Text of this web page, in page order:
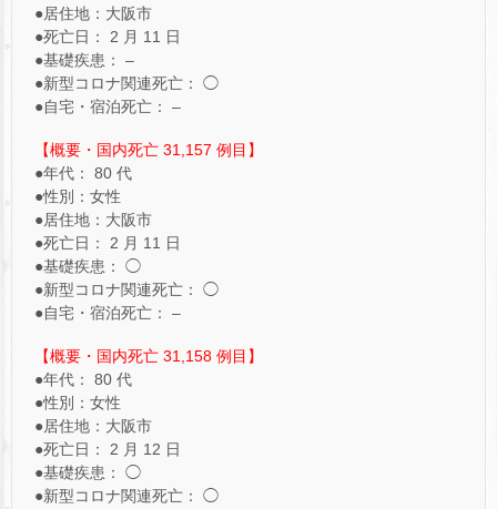
●居住地：大阪市
●死亡日： 2 月 11 日
●基礎疾患： –
●新型コロナ関連死亡： ◯
●自宅・宿泊死亡： –
【概要・国内死亡 31,157 例目】
●年代： 80 代
●性別：女性
●居住地：大阪市
●死亡日： 2 月 11 日
●基礎疾患： ◯
●新型コロナ関連死亡： ◯
●自宅・宿泊死亡： –
【概要・国内死亡 31,158 例目】
●年代： 80 代
●性別：女性
●居住地：大阪市
●死亡日： 2 月 12 日
●基礎疾患： ◯
●新型コロナ関連死亡： ◯